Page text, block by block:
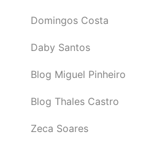
Domingos Costa
Daby Santos
Blog Miguel Pinheiro
Blog Thales Castro
Zeca Soares